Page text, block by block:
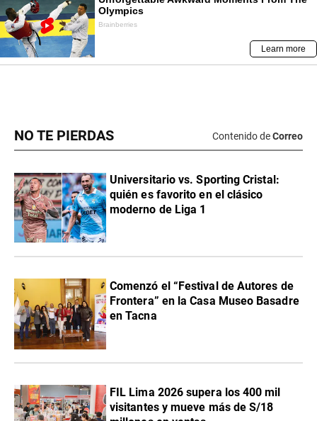
NO TE PIERDAS Contenido deCorreo
Universitario vs. Sporting Cristal:
quién es favorito en el clásico
moderno de Liga 1
Comenzó el “Festival de Autores de
Frontera” en la Casa Museo Basadre
en Tacna
FIL Lima 2026 supera los 400 mil
visitantes y mueve más de S/18